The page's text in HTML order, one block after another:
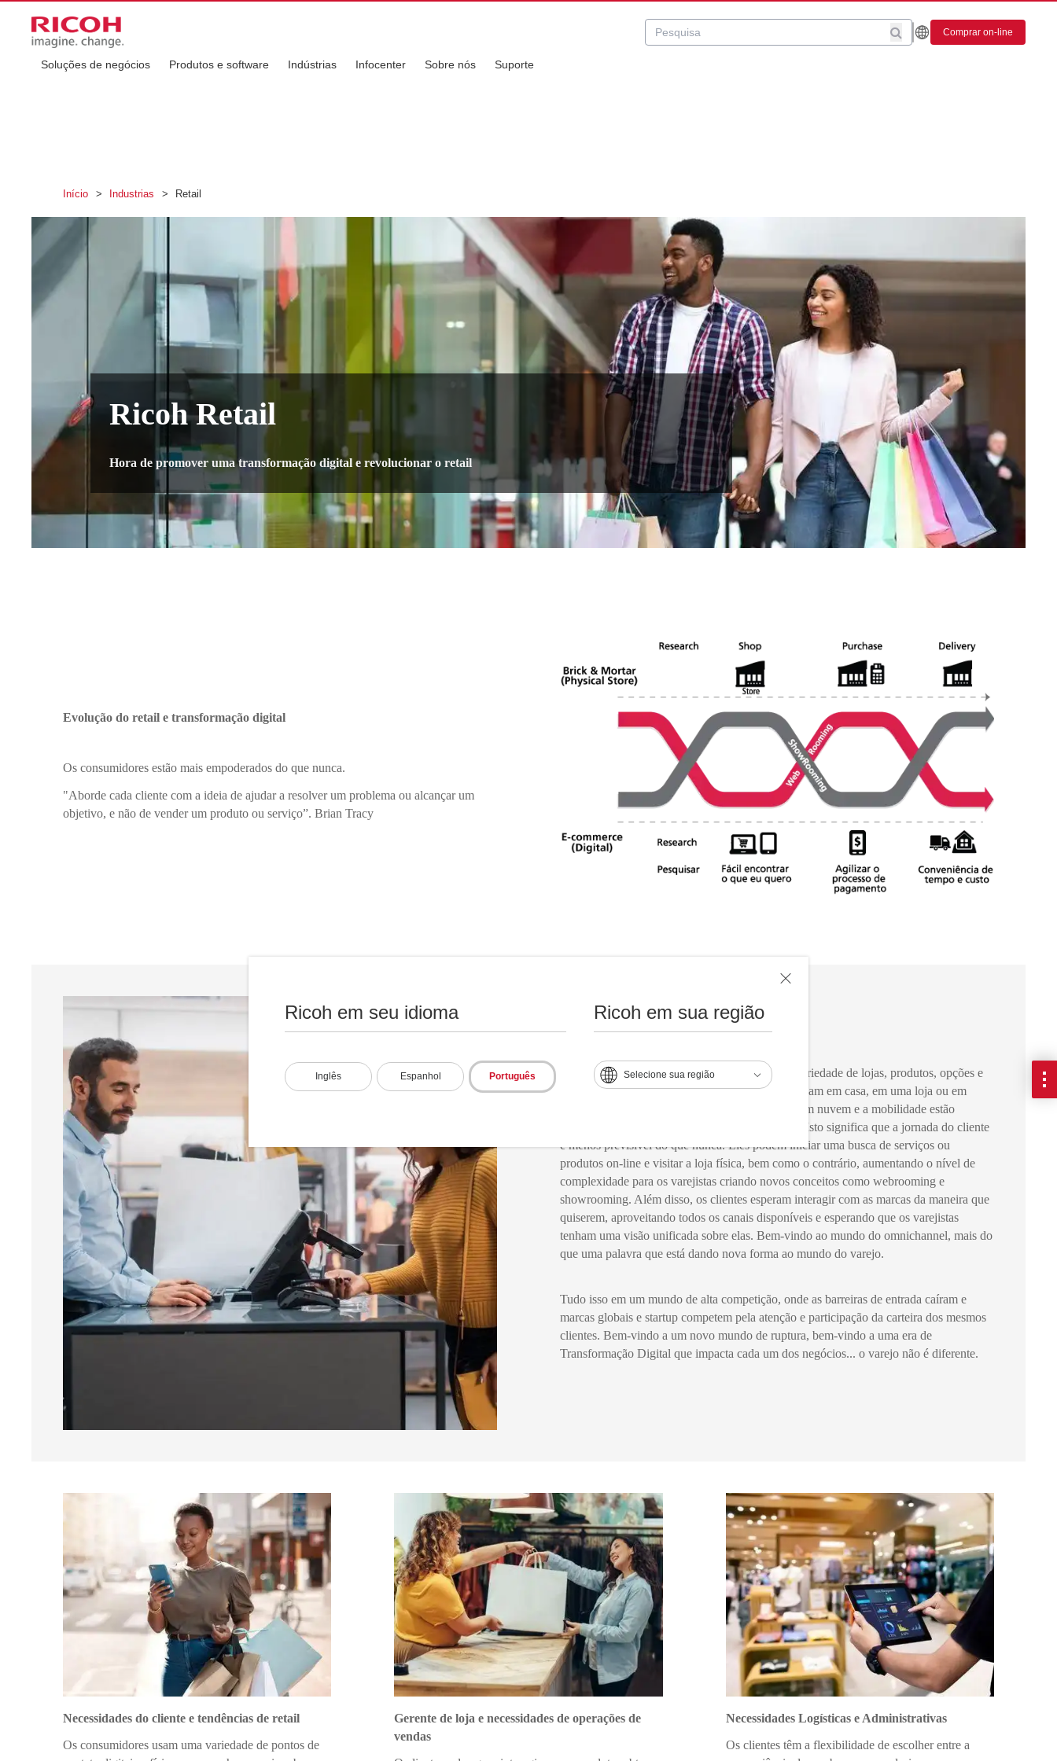
Ricoh em seu idioma
Inglês Espanhol Português
Ricoh em sua região
Selecione sua região
Comprar on-line
Soluções de negócios Produtos e software Indústrias Infocenter Sobre nós Suporte
Início > Industrias > Retail
Ricoh Retail
Hora de promover uma transformação digital e revolucionar o retail
Evolução do retail e transformação digital
Os consumidores estão mais empoderados do que nunca.
"Aborde cada cliente com a ideia de ajudar a resolver um problema ou alcançar um
objetivo, e não de vender um produto ou serviço”. Brian Tracy
Eles têm ao seu alcance o acesso a uma grande variedade de lojas, produtos, opções e
preços onde quer que estejam, onde quer que estejam em casa, em uma loja ou em
viagem. Novas tecnologias como a computação em nuvem e a mobilidade estão
impulsionando ainda mais o comércio eletrônico. Isto significa que a jornada do cliente
é menos previsível do que nunca. Eles podem iniciar uma busca de serviços ou
produtos on-line e visitar a loja física, bem como o contrário, aumentando o nível de
complexidade para os varejistas criando novos conceitos como webrooming e
showrooming. Além disso, os clientes esperam interagir com as marcas da maneira que
quiserem, aproveitando todos os canais disponíveis e esperando que os varejistas
tenham uma visão unificada sobre elas. Bem-vindo ao mundo do omnichannel, mais do
que uma palavra que está dando nova forma ao mundo do varejo.
Tudo isso em um mundo de alta competição, onde as barreiras de entrada caíram e
marcas globais e startup competem pela atenção e participação da carteira dos mesmos
clientes. Bem-vindo a um novo mundo de ruptura, bem-vindo a uma era de
Transformação Digital que impacta cada um dos negócios... o varejo não é diferente.
Necessidades do cliente e tendências de retail
Os consumidores usam uma variedade de pontos de
Gerente de loja e necessidades de operações de
vendas
Necessidades Logísticas e Administrativas
Os clientes têm a flexibilidade de escolher entre a